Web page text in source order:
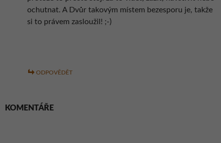
ochutnat. A Dvůr takovým místem bezesporu je, takže
si to právem zasloužil! ;-)
ODPOVĚDĚT
KOMENTÁŘE